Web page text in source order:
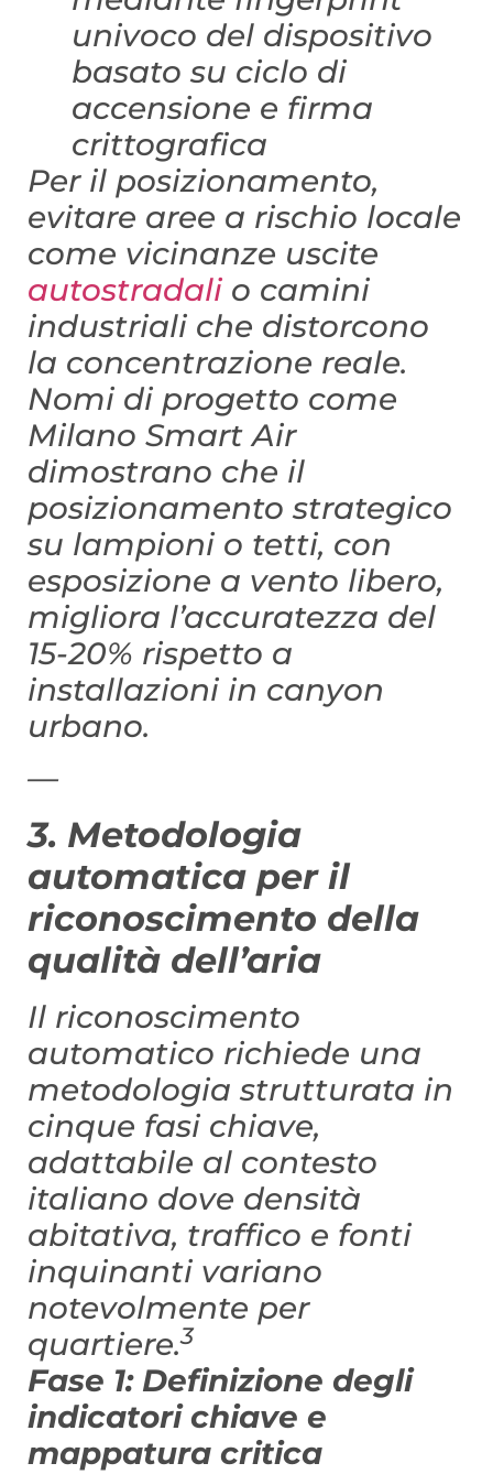
univoco del dispositivo
basato su ciclo di
accensione e firma
crittografica
Per il posizionamento,
evitare aree a rischio locale
come vicinanze uscite
autostradali o camini
industriali che distorcono
la concentrazione reale.
Nomi di progetto come
Milano Smart Air
dimostrano che il
posizionamento strategico
su lampioni o tetti, con
esposizione a vento libero,
migliora l’accuratezza del
15-20% rispetto a
installazioni in canyon
urbano.
—
3. Metodologia
automatica per il
riconoscimento della
qualità dell’aria
Il riconoscimento
automatico richiede una
metodologia strutturata in
cinque fasi chiave,
adattabile al contesto
italiano dove densità
abitativa, traffico e fonti
inquinanti variano
notevolmente per
quartiere.3
Fase 1: Definizione degli
indicatori chiave e
mappatura critica